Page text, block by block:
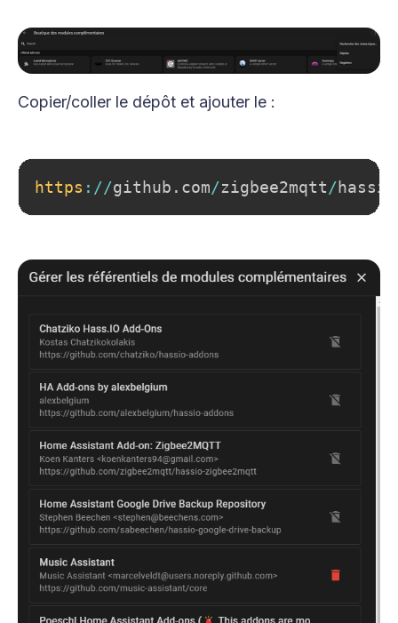
Copier/coller le dépôt et ajouter le :
https : //github . com/zigbee2mqtt/hassio